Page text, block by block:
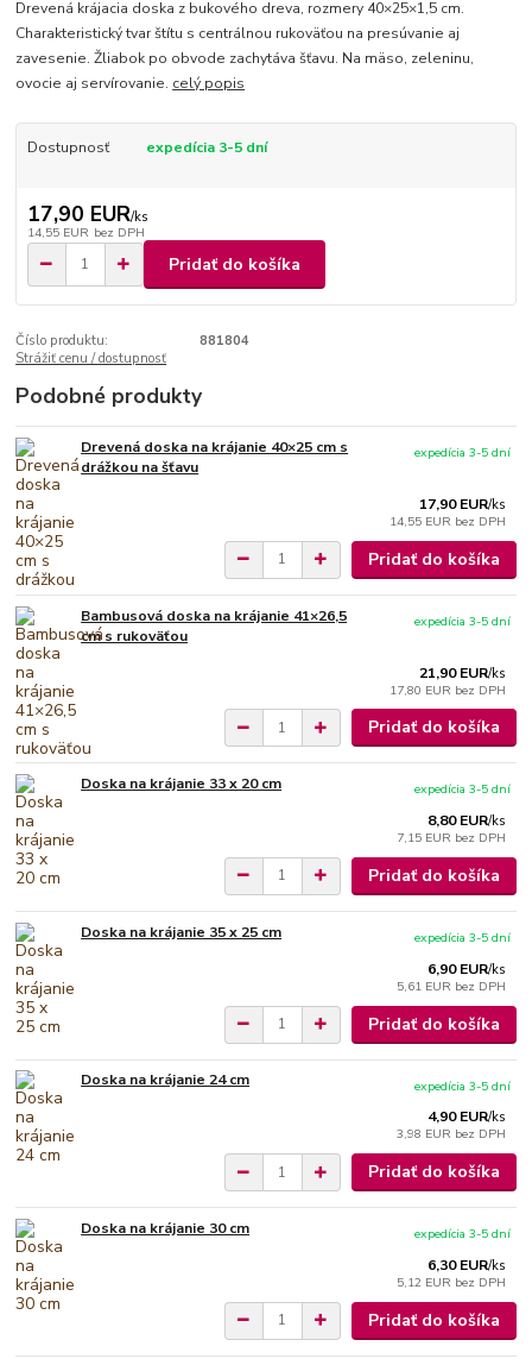
Drevená krájacia doska z bukového dreva, rozmery 40×25×1,5 cm.
Charakteristický tvar štítu s centrálnou rukoväťou na presúvanie aj
zavesenie. Žliabok po obvode zachytáva šťavu. Na mäso, zeleninu,
ovocie aj servírovanie. celý popis
Dostupnosť expedícia 3-5 dní
17,90 EUR/ks
14,55 EUR bez DPH
Pridať do košíka
Číslo produktu:
881804
Strážiť cenu / dostupnosť
Podobné produkty
Drevená doska na krájanie 40×25 cm s
drážkou na šťavu
17,90 EUR/ks
14,55 EUR bez DPH
expedícia 3-5 dní
Pridať do košíka
Bambusová doska na krájanie 41×26,5
cm s rukoväťou
21,90 EUR/ks
17,80 EUR bez DPH
expedícia 3-5 dní
Pridať do košíka
Doska na krájanie 33 x 20 cm
8,80 EUR/ks
7,15 EUR bez DPH
expedícia 3-5 dní
Pridať do košíka
Doska na krájanie 35 x 25 cm
6,90 EUR/ks
5,61 EUR bez DPH
expedícia 3-5 dní
Pridať do košíka
Doska na krájanie 24 cm
4,90 EUR/ks
3,98 EUR bez DPH
expedícia 3-5 dní
Pridať do košíka
Doska na krájanie 30 cm
6,30 EUR/ks
5,12 EUR bez DPH
expedícia 3-5 dní
Pridať do košíka